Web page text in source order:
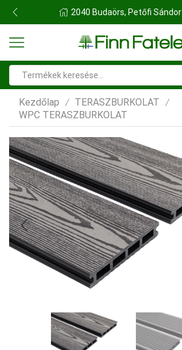
FINN FATELEP BUDAÖRS
input
Kezdőlap / TERASZBURKOLAT /
WPC TERASZBURKOLAT